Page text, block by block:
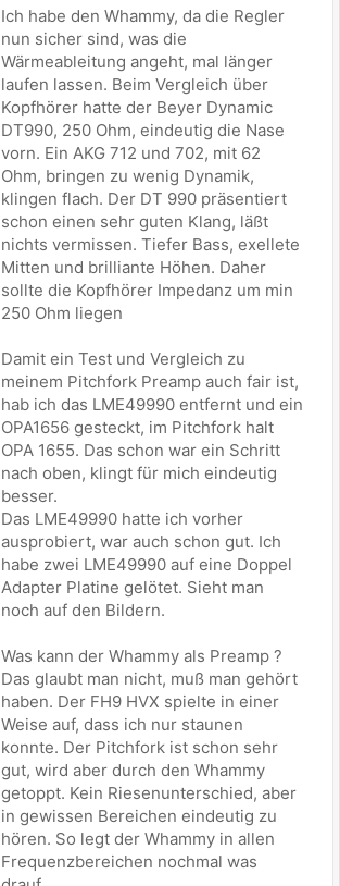
Ich habe den Whammy, da die Regler
nun sicher sind, was die
Wärmeableitung angeht, mal länger
laufen lassen. Beim Vergleich über
Kopfhörer hatte der Beyer Dynamic
DT990, 250 Ohm, eindeutig die Nase
vorn. Ein AKG 712 und 702, mit 62
Ohm, bringen zu wenig Dynamik,
klingen flach. Der DT 990 präsentiert
schon einen sehr guten Klang, läßt
nichts vermissen. Tiefer Bass, exellete
Mitten und brilliante Höhen. Daher
sollte die Kopfhörer Impedanz um min
250 Ohm liegen
Damit ein Test und Vergleich zu
meinem Pitchfork Preamp auch fair ist,
hab ich das LME49990 entfernt und ein
OPA1656 gesteckt, im Pitchfork halt
OPA 1655. Das schon war ein Schritt
nach oben, klingt für mich eindeutig
besser.
Das LME49990 hatte ich vorher
ausprobiert, war auch schon gut. Ich
habe zwei LME49990 auf eine Doppel
Adapter Platine gelötet. Sieht man
noch auf den Bildern.
Was kann der Whammy als Preamp ?
Das glaubt man nicht, muß man gehört
haben. Der FH9 HVX spielte in einer
Weise auf, dass ich nur staunen
konnte. Der Pitchfork ist schon sehr
gut, wird aber durch den Whammy
getoppt. Kein Riesenunterschied, aber
in gewissen Bereichen eindeutig zu
hören. So legt der Whammy in allen
Frequenzbereichen nochmal was